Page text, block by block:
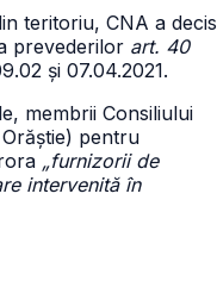
teritoriu, CNA a decis
prevederilor art. 40
și 07.04.2021.
membrii Consiliului
Orăștie) pentru
„furnizorii de
intervenită în